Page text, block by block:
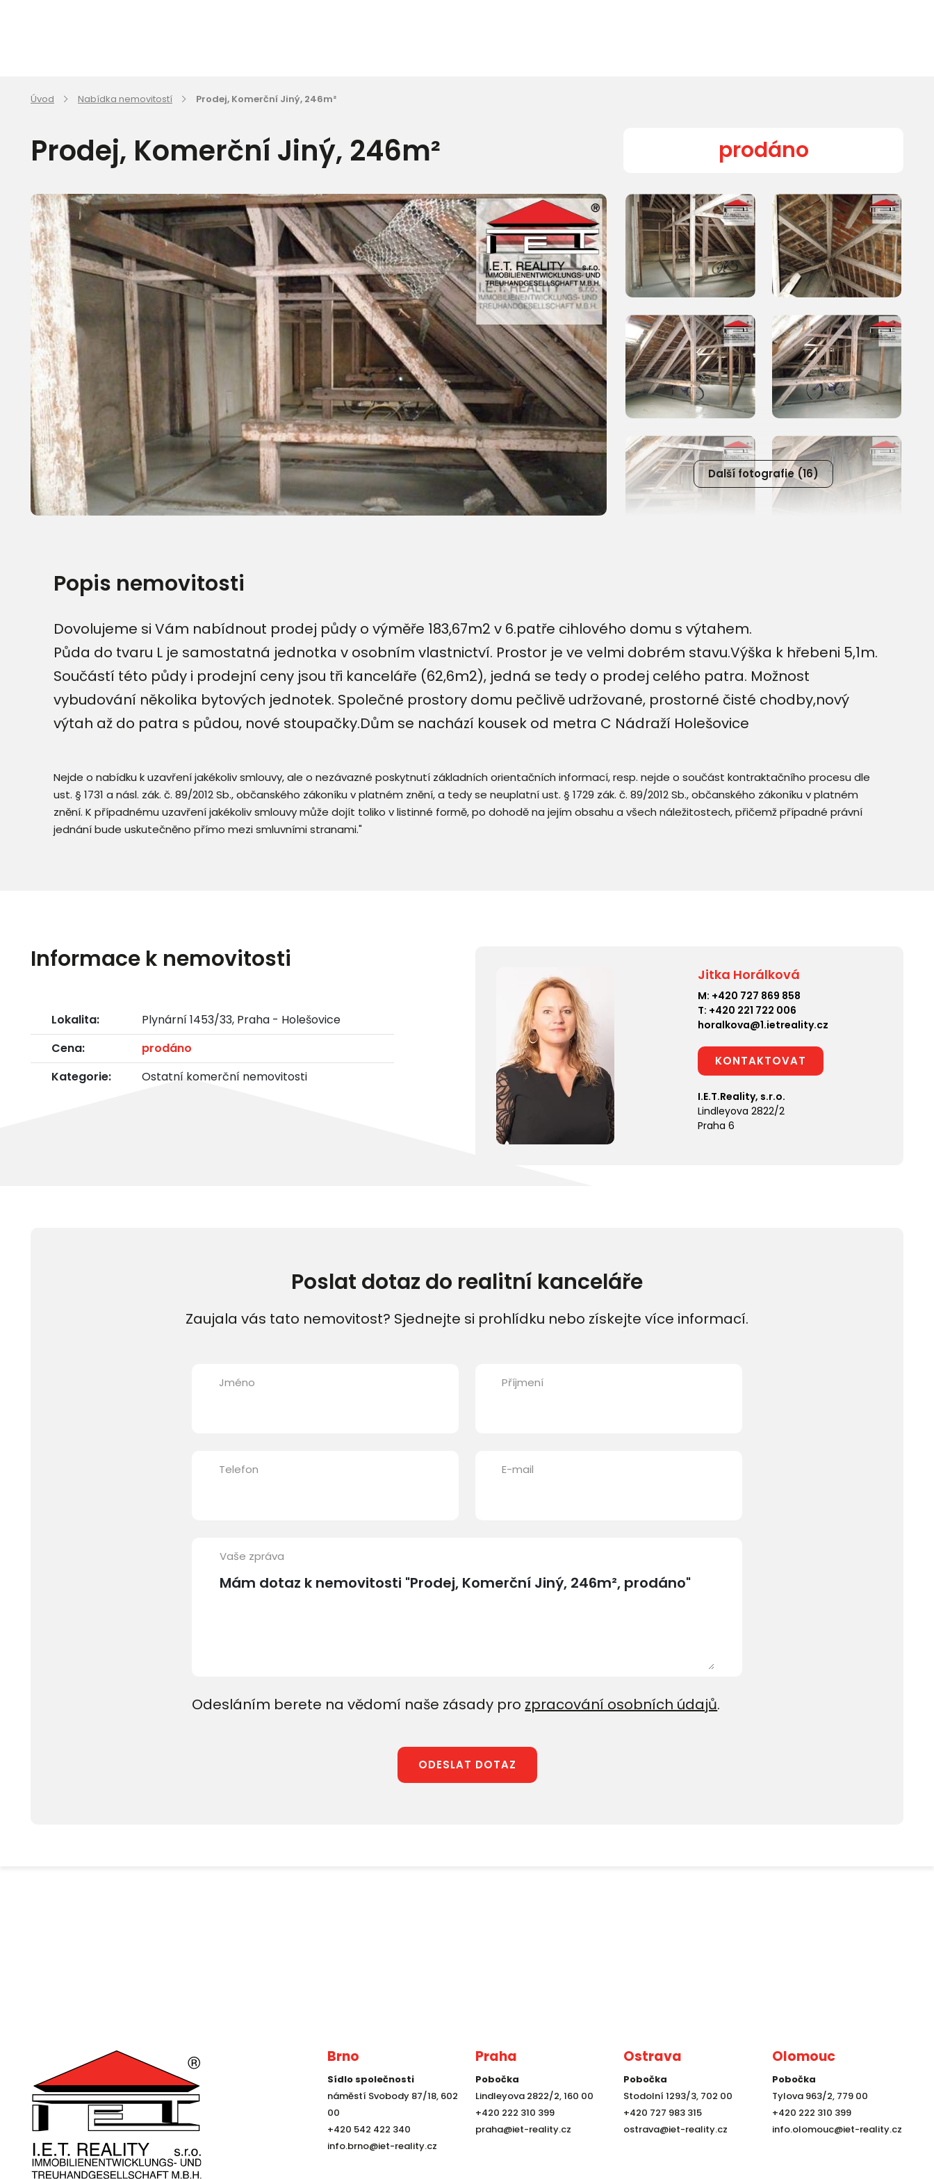
Úvod Nabídka nemovitostí Prodej, Komerční Jiný, 246m²
Prodej, Komerční Jiný, 246m² prodáno
Další fotografie (16)
Popis nemovitosti
Dovolujeme si Vám nabídnout prodej půdy o výměře 183,67m2 v 6.patře cihlového domu s výtahem.
Půda do tvaru L je samostatná jednotka v osobním vlastnictví. Prostor je ve velmi dobrém stavu.Výška k hřebeni 5,1m.
Součástí této půdy i prodejní ceny jsou tři kanceláře (62,6m2), jedná se tedy o prodej celého patra. Možnost
vybudování několika bytových jednotek. Společné prostory domu pečlivě udržované, prostorné čisté chodby,nový
výtah až do patra s půdou, nové stoupačky.Dům se nachází kousek od metra C Nádraží Holešovice
Nejde o nabídku k uzavření jakékoliv smlouvy, ale o nezávazné poskytnutí základních orientačních informací, resp. nejde o součást kontraktačního procesu dle
ust. § 1731 a násl. zák. č. 89/2012 Sb., občanského zákoníku v platném znění, a tedy se neuplatní ust. § 1729 zák. č. 89/2012 Sb., občanského zákoníku v platném
znění. K případnému uzavření jakékoliv smlouvy může dojít toliko v listinné formě, po dohodě na jejím obsahu a všech náležitostech, přičemž případné právní
jednání bude uskutečněno přímo mezi smluvními stranami."
Informace k nemovitosti
Lokalita:
Plynární 1453/33, Praha - Holešovice
Cena:
prodáno
Kategorie:
Ostatní komerční nemovitosti
Jitka Horálková
M: +420 727 869 858
T: +420 221 722 006
horalkova@1.ietreality.cz
KONTAKTOVAT
I.E.T.Reality, s.r.o.
Lindleyova 2822/2
Praha 6
Poslat dotaz do realitní kanceláře
Zaujala vás tato nemovitost? Sjednejte si prohlídku nebo získejte více informací.
Jméno Příjmení
Telefon E-mail
Vaše zpráva
Odesláním berete na vědomí naše zásady pro zpracování osobních údajů.
ODESLAT DOTAZ
Brno
Sídlo společnosti
náměstí Svobody 87/18, 602
00
+420 542 422 340
info.brno@iet-reality.cz
Praha
Pobočka
Lindleyova 2822/2, 160 00
+420 222 310 399
praha@iet-reality.cz
Ostrava
Pobočka
Stodolní 1293/3, 702 00
+420 727 983 315
ostrava@iet-reality.cz
Olomouc
Pobočka
Tylova 963/2, 779 00
+420 222 310 399
info.olomouc@iet-reality.cz